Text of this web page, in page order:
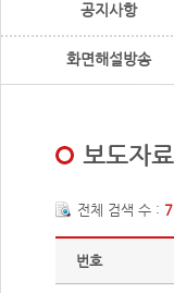
공지사항
화면해설방송
보도자
전체 검색 수 :
번호